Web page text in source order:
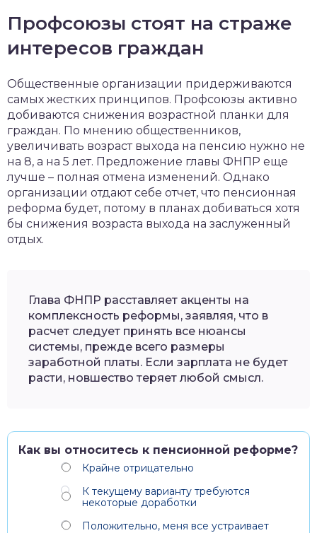
Профсоюзы стоят на страже
интересов граждан
Общественные организации придерживаются
самых жестких принципов. Профсоюзы активно
добиваются снижения возрастной планки для
граждан. По мнению общественников,
увеличивать возраст выхода на пенсию нужно не
на 8, а на 5 лет. Предложение главы ФНПР еще
лучше – полная отмена изменений. Однако
организации отдают себе отчет, что пенсионная
реформа будет, потому в планах добиваться хотя
бы снижения возраста выхода на заслуженный
отдых.
Глава ФНПР расставляет акценты на
комплексность реформы, заявляя, что в
расчет следует принять все нюансы
системы, прежде всего размеры
заработной платы. Если зарплата не будет
расти, новшество теряет любой смысл.
Как вы относитесь к пенсионной реформе?
Крайне отрицательно
К текущему варианту требуются
некоторые доработки
Положительно, меня все устраивает